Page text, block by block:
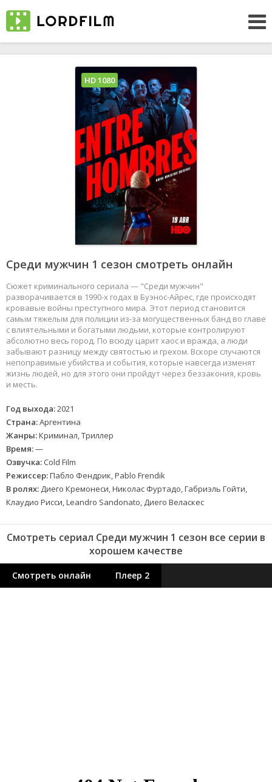
Среди мужчин 1 сезон смотреть онлайн
Сюжет криминального сериала — "Среди мужчин"
разворачивается в 1990-х годах в Буэнос-Айрес, где происходят
кровавые войны преступного мира. Этот период становится
самым тяжелым для полиции из-за могущественных банд во главе
с влиятельными и богатыми людьми, которые контролируют
абсолютно весь город. По всюду царит хаос и вражда, а люди
забывают разницу между святостью и грехом. Вскоре случаются
непоправимые убийства и события, которые навсегда изменят
жизнь людей, но для этого они пройдут через беззакония, кровь
и месть.
Год выхода:2021
Страна:Аргентина
Жанры:Криминал, Триллер
Время:—
Озвучка: Cold Film
Режиссер:Пабло Фендрик, Pablo Frendik
В ролях: Диего Кремонеси, Николас Фуртадо, Габриэль Гойти,
Клаудио Рисси, Leandro Sandonato, Диего Веласкес
HD 1080
Смотреть сериал Среди мужчин 1 сезон все серии в
хорошем качестве
Смотреть онлайн Плеер 2